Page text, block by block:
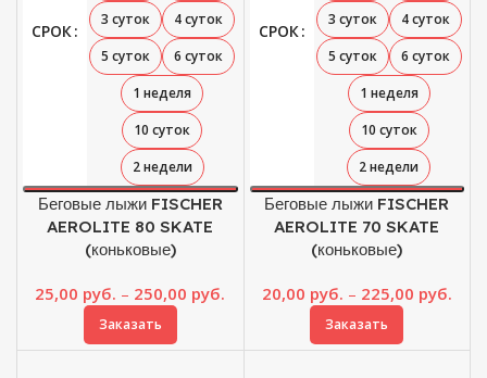
СРОК
3 суток
4 суток
5 суток
6 суток
1 неделя
10 суток
2 недели
Беговые лыжи FISCHER
AEROLITE 80 SKATE
(коньковые)
25,00 руб. – 250,00 руб. Диапазон
Заказать
СРОК
3 суток
4 суток
5 суток
6 суток
1 неделя
10 суток
2 недели
Беговые лыжи FISCHER
AEROLITE 70 SKATE
(коньковые)
20,00 руб. – 225,00 руб.
Заказать